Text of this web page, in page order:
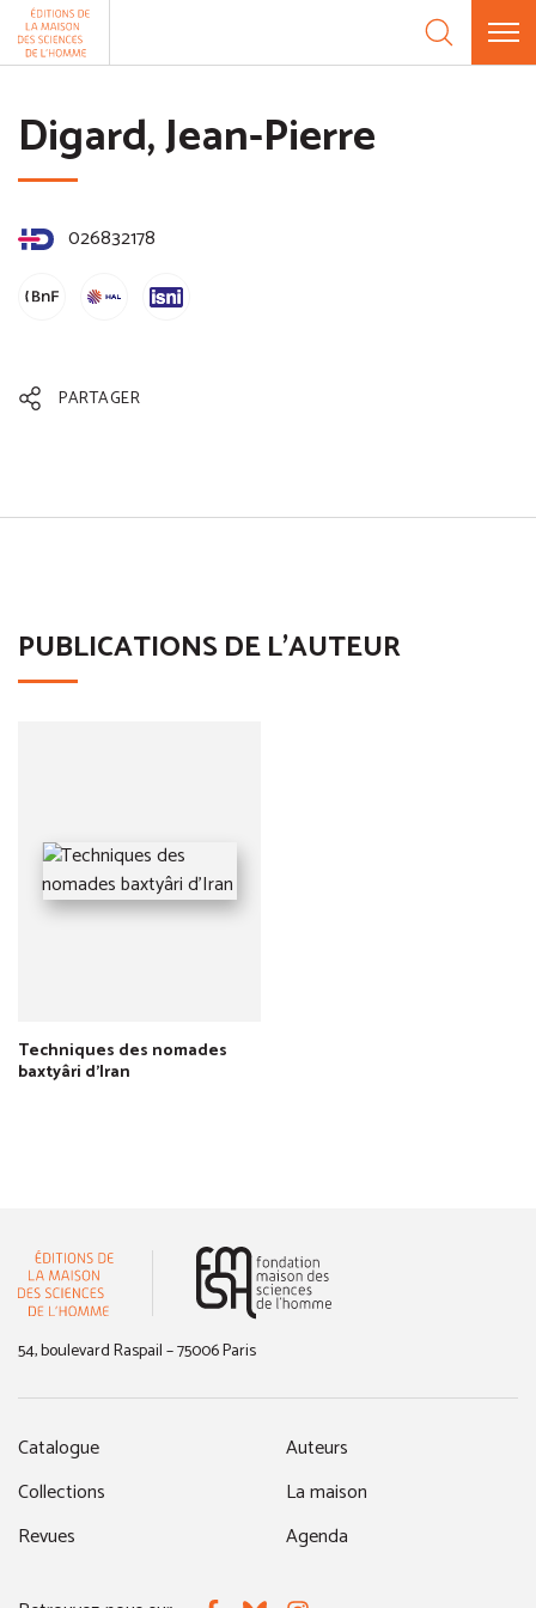
Aller au contenu
Digard, Jean-Pierre
026832178
PARTAGER
PUBLICATIONS DE L'AUTEUR
Techniques des nomades
baxtyâri d'Iran
54, boulevard Raspail – 75006 Paris
Catalogue
Collections
Revues
Auteurs
La maison
Agenda
Panneau de gestion des cookies